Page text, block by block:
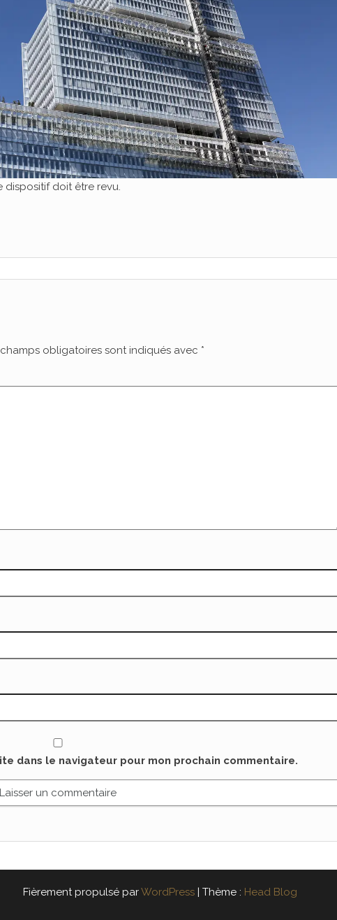
dispositif doit être revu.
obligatoires sont indiqués avec *
dans le navigateur pour mon prochain commentaire.
Fièrement propulsé parWordPress | Thème : Head Blog